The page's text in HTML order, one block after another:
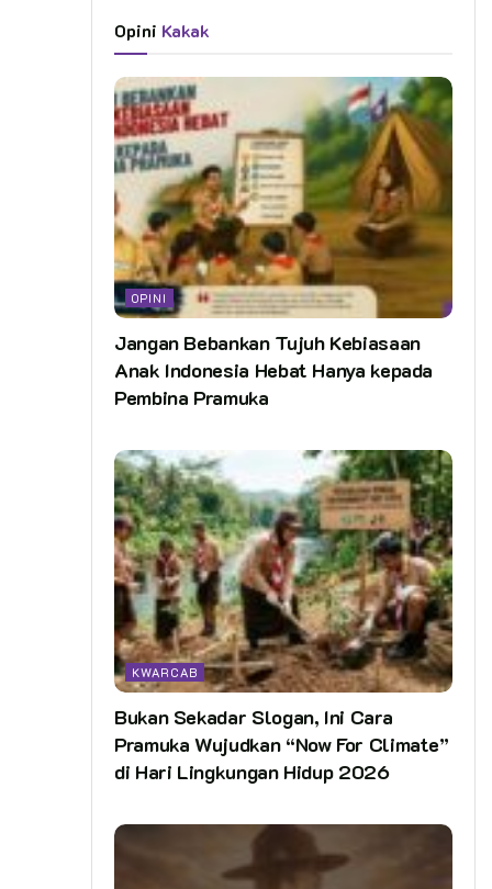
Opini Kakak
OPINI
Jangan Bebankan Tujuh Kebiasaan
Anak Indonesia Hebat Hanya kepada
Pembina Pramuka
KWARCAB
Bukan Sekadar Slogan, Ini Cara
Pramuka Wujudkan “Now For Climate”
di Hari Lingkungan Hidup 2026